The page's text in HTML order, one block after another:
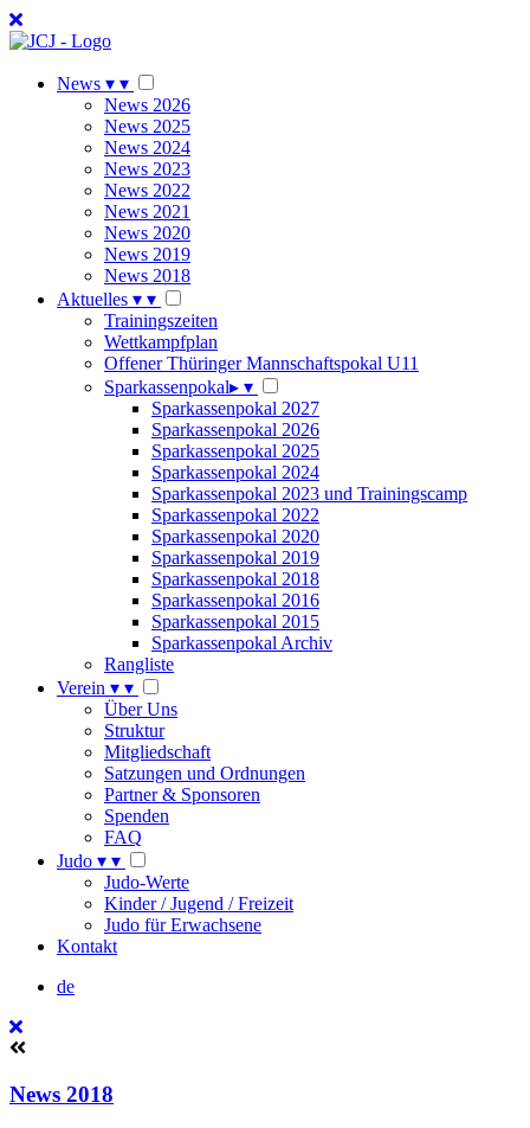
News ▾ ▾
News 2026
News 2025
News 2024
News 2023
News 2022
News 2021
News 2020
News 2019
News 2018
Aktuelles ▾ ▾
Trainingszeiten
Wettkampfplan
Offener Thüringer Mannschaftspokal U11
Sparkassenpokal▸ ▾
Sparkassenpokal 2027
Sparkassenpokal 2026
Sparkassenpokal 2025
Sparkassenpokal 2024
Sparkassenpokal 2023 und Trainingscamp
Sparkassenpokal 2022
Sparkassenpokal 2020
Sparkassenpokal 2019
Sparkassenpokal 2018
Sparkassenpokal 2016
Sparkassenpokal 2015
Sparkassenpokal Archiv
Rangliste
Verein ▾ ▾
Über Uns
Struktur
Mitgliedschaft
Satzungen und Ordnungen
Partner & Sponsoren
Spenden
FAQ
Judo ▾ ▾
Judo-Werte
Kinder / Jugend / Freizeit
Judo für Erwachsene
Kontakt
de
News 2018